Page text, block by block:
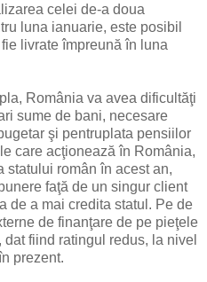
celei de-a doua
luna ianuarie, este posibil
livrate împreună în luna
România va avea dificultăţi
sume de bani, necesare
şi pentruplata pensiilor
care acţionează în România,
statului român în acest an,
faţă de un singur client
de a mai credita statul. Pe de
de finanţare de pe pieţele
fiind ratingul redus, la nivel
prezent.